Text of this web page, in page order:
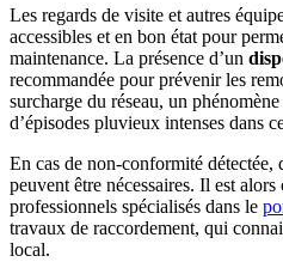
Les regards de visite et autres
accessibles et en bon état pour
maintenance. La présence d’un
recommandée pour prévenir les
surcharge du réseau, un
d’épisodes pluvieux intenses dans
En cas de non-conformité détectée,
peuvent être nécessaires. Il est
professionnels spécialisés dans le
travaux de raccordement, qui
local.